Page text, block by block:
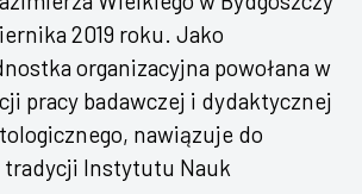
2019 roku. Jako
organizacyjna powołana w
pracy badawczej i dydaktycznej
nawiązuje do
Instytutu Nauk